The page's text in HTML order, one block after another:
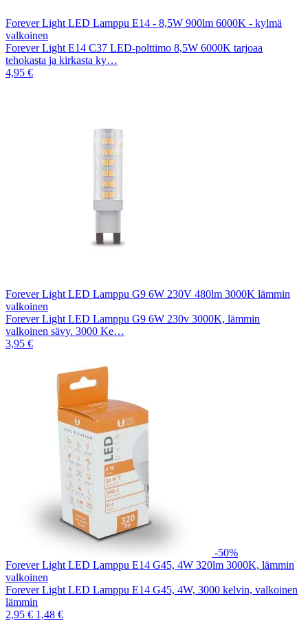
Forever Light LED Lamppu E14 - 8,5W 900lm 6000K - kylmä
valkoinen
Forever Light E14 C37 LED-polttimo 8,5W 6000K tarjoaa
tehokasta ja kirkasta ky…
4,95 €
Forever Light LED Lamppu G9 6W 230V 480lm 3000K lämmin
valkoinen
Forever Light LED Lamppu G9 6W 230v 3000K, lämmin
valkoinen sävy. 3000 Ke…
3,95 €
-50%
Forever Light LED Lamppu E14 G45, 4W 320lm 3000K, lämmin
valkoinen
Forever Light LED Lamppu E14 G45, 4W, 3000 kelvin, valkoinen
lämmin
2,95 € 1,48 €